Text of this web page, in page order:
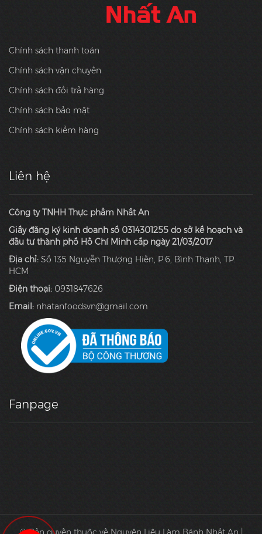
Chính sách thanh toán
Chính sách vận chuyển
Chính sách đổi trả hàng
Chính sách bảo mật
Chính sách kiểm hàng
Liên hệ
Công ty TNHH Thực phẩm Nhất An
Giấy đăng ký kinh doanh số 0314301255 do sở kế hoạch và
đầu tư thành phố Hồ Chí Minh cấp ngày 21/03/2017
Địa chỉ: Số 135 Nguyễn Thượng Hiền, P.6, Bình Thạnh, TP.
HCM
Điện thoại: 0931847626
Email: nhatanfoodsvn@gmail.com
Fanpage